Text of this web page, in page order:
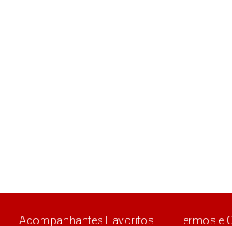
Acompanhantes Favoritos Termos e